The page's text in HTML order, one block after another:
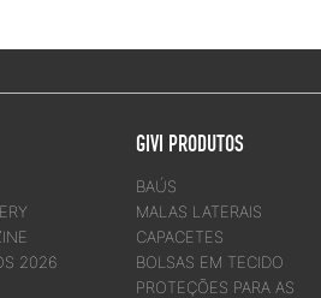
2026
GIVI PRODUTOS
BAÚS
MALAS LATERAIS
CAPACETES
BOLSAS EM TECIDO
PROTEÇÕES PARA AS